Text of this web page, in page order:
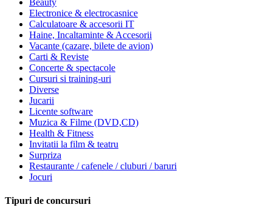
Electronice & electrocasnice
Calculatoare & accesorii IT
Haine, Incaltaminte & Accesorii
Vacante (cazare, bilete de avion)
Carti & Reviste
Concerte & spectacole
Cursuri si training-uri
Diverse
Jucarii
Licente software
Muzica & Filme (DVD,CD)
Health & Fitness
Invitatii la film & teatru
Surpriza
Restaurante / cafenele / cluburi / baruri
Jocuri
Tipuri de concursuri